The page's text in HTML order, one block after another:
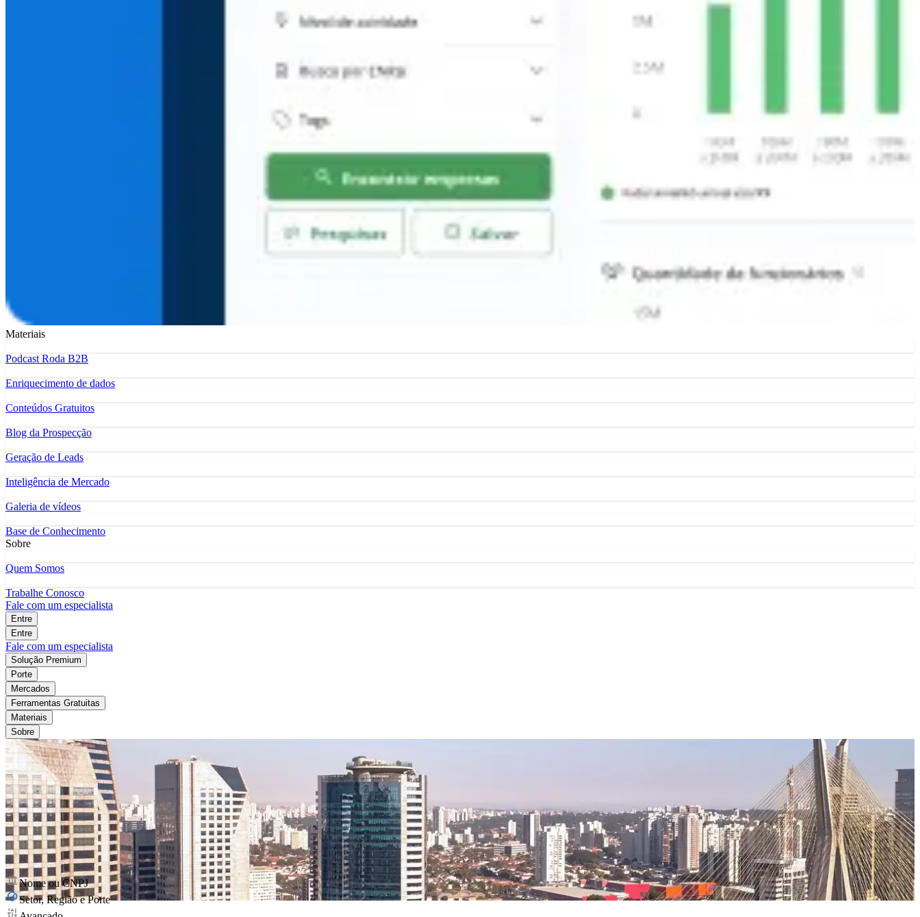
Materiais
Podcast Roda B2B
Enriquecimento de dados
Conteúdos Gratuitos
Blog da Prospecção
Geração de Leads
Inteligência de Mercado
Galeria de vídeos
Base de Conhecimento
Sobre
Quem Somos
Trabalhe Conosco
Fale com um especialista
Entre
Entre
Fale com um especialista
Solução Premium
Porte
Mercados
Ferramentas Gratuitas
Materiais
Sobre
Nome ou CNPJ
Setor, Região e Porte